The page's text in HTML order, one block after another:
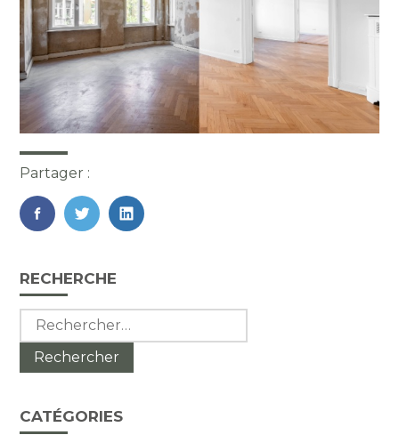
Partager :
FaceBook
TwitterLinkedIn
Blog
sidebar
RECHERCHE
Rechercher :
CATÉGORIES